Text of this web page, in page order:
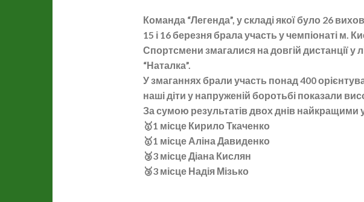
Команда “Легенда”, у складі якої було 26
15 і 16 березня брала участь у чемпіонаті м.
Спортсмени змагалися на довгій дистанції у
“Наталка”.
У змаганнях брали участь понад 400
наші діти у напруженій боротьбі показали
За сумою результатів двох днів найкращими
🥇1 місце Кирило Ткаченко
🥇1 місце Аліна Давиденко
🥉3 місце Діана Кислян
🥉3 місце Надія Мізько